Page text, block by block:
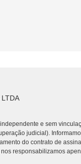
e sem
judicial).
do contrato de
responsabilizamos